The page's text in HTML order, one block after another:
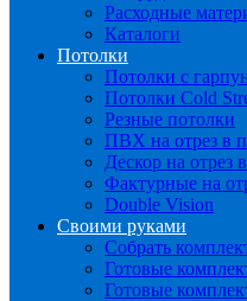
Расходные
Каталоги
Потолки
Потолки с
Потолки Cold
Резные потолки
ПВХ на отрез в
Дескор на отрез
Фактурные на
Double Vision
Своими руками
Собрать
Готовые
Готовые